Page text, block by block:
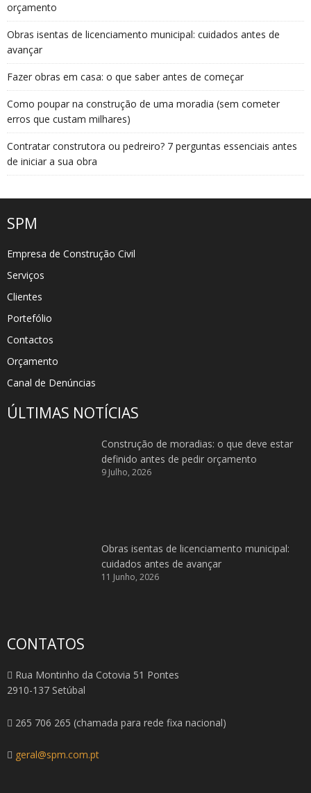
orçamento
Obras isentas de licenciamento municipal: cuidados antes de
avançar
Fazer obras em casa: o que saber antes de começar
Como poupar na construção de uma moradia (sem cometer
erros que custam milhares)
Contratar construtora ou pedreiro? 7 perguntas essenciais antes
de iniciar a sua obra
SPM
Empresa de Construção Civil
Serviços
Clientes
Portefólio
Contactos
Orçamento
Canal de Denúncias
ÚLTIMAS NOTÍCIAS
Construção de moradias: o que deve estar
definido antes de pedir orçamento
9 Julho, 2026
Obras isentas de licenciamento municipal:
cuidados antes de avançar
11 Junho, 2026
CONTATOS
Rua Montinho da Cotovia 51 Pontes
2910-137 Setúbal
265 706 265 (chamada para rede fixa nacional)
geral@spm.com.pt